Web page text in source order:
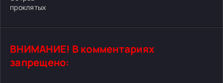
проклятых
ВНИМАНИЕ! В комментариях
запрещено: